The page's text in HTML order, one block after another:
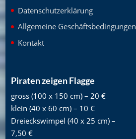
Datenschutzerklärung
Allgemeine Geschäftsbedingungen
Kontakt
Piraten zeigen Flagge
gross (100 x 150 cm) – 20 €
klein (40 x 60 cm) – 10 €
Dreieckswimpel (40 x 25 cm) –
7,50 €